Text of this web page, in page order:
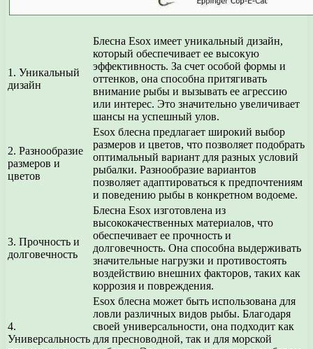
1. Уникальный
дизайн
Блесна Esox имеет уникальный дизайн,
который обеспечивает ее высокую
эффективность. За счет особой формы и
оттенков, она способна притягивать
внимание рыбы и вызывать ее агрессию
или интерес. Это значительно увеличивает
шансы на успешный улов.
2. Разнообразие
размеров и
цветов
Esox блесна предлагает широкий выбор
размеров и цветов, что позволяет подобрать
оптимальный вариант для разных условий
рыбалки. Разнообразие вариантов
позволяет адаптироваться к предпочтениям
и поведению рыбы в конкретном водоеме.
3. Прочность и
долговечность
Блесна Esox изготовлена из
высококачественных материалов, что
обеспечивает ее прочность и
долговечность. Она способна выдерживать
значительные нагрузки и противостоять
воздействию внешних факторов, таких как
коррозия и повреждения.
4.
Универсальность
Esox блесна может быть использована для
ловли различных видов рыбы. Благодаря
своей универсальности, она подходит как
для пресноводной, так и для морской